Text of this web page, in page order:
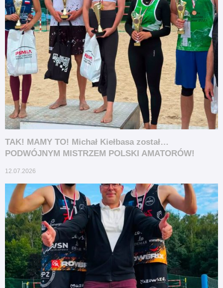
TAK! MAMY TO! Michał Kiełbasa został…
PODWÓJNYM MISTRZEM POLSKI AMATORÓW!
12.07.2026